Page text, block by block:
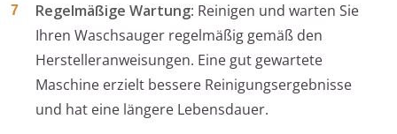
Regelmäßige Wartung: Reinigen und warten Sie
Ihren Waschsauger regelmäßig gemäß den
Herstelleranweisungen. Eine gut gewartete
Maschine erzielt bessere Reinigungsergebnisse
und hat eine längere Lebensdauer.